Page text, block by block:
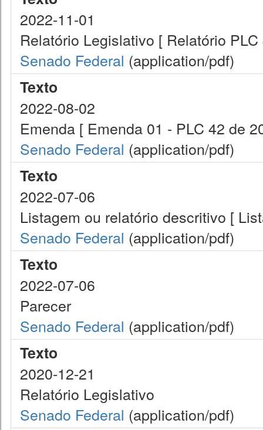
2022-11-01
Relatório Legislativo [ Relatório
Senado Federal (application/pdf)
Texto
2022-08-02
Emenda [ Emenda 01 - PLC 42 de
Senado Federal (application/pdf)
Texto
2022-07-06
Listagem ou relatório descritivo [
Senado Federal (application/pdf)
Texto
2022-07-06
Parecer
Senado Federal (application/pdf)
Texto
2020-12-21
Relatório Legislativo
Senado Federal (application/pdf)